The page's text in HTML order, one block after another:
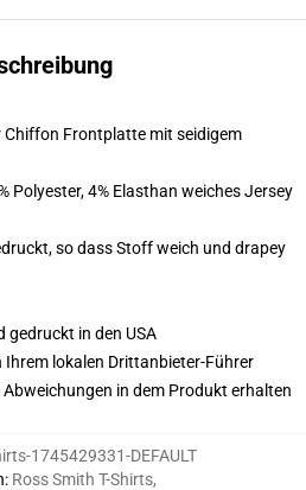
Chiffon Frontplatte mit seidigem
Polyester, 4% Elasthan weiches Jersey
so dass Stoff weich und drapey
in den USA
Ihrem lokalen Drittanbieter-Führer
in dem Produkt erhalten
1745429331-DEFAULT
: Ross Smith T-Shirts,